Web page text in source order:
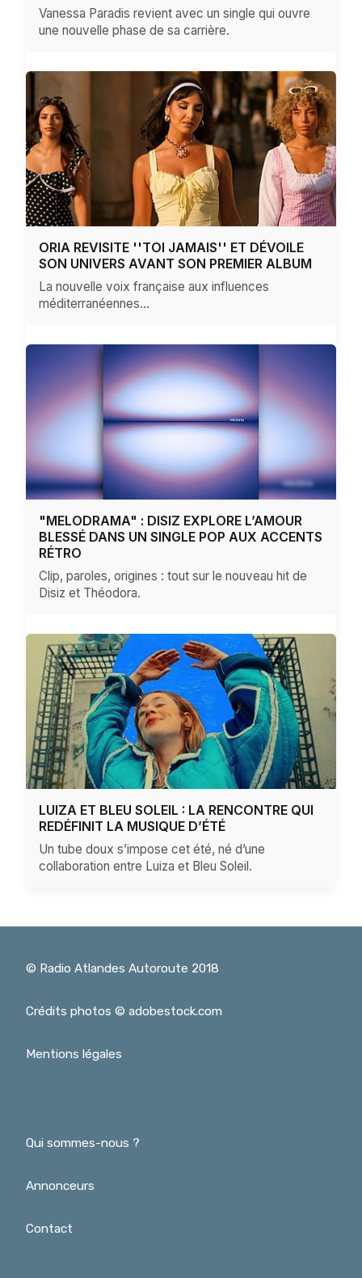
Vanessa Paradis revient avec un single qui ouvre
une nouvelle phase de sa carrière.
ORIA REVISITE ''TOI JAMAIS'' ET DÉVOILE
SON UNIVERS AVANT SON PREMIER ALBUM
La nouvelle voix française aux influences
méditerranéennes…
"MELODRAMA" : DISIZ EXPLORE L’AMOUR
BLESSÉ DANS UN SINGLE POP AUX ACCENTS
RÉTRO
Clip, paroles, origines : tout sur le nouveau hit de
Disiz et Théodora.
LUIZA ET BLEU SOLEIL : LA RENCONTRE QUI
REDÉFINIT LA MUSIQUE D’ÉTÉ
Un tube doux s’impose cet été, né d’une
collaboration entre Luiza et Bleu Soleil.
© Radio Atlandes Autoroute 2018
Crédits photos © adobestock.com
Mentions légales
Qui sommes-nous ?
Annonceurs
Contact